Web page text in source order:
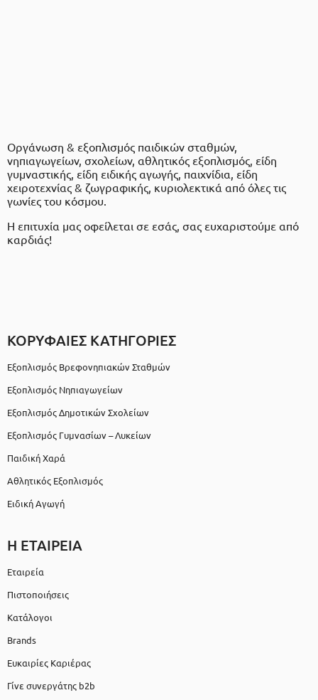
Οργάνωση & εξοπλισμός παιδικών σταθμών,
νηπιαγωγείων, σχολείων, αθλητικός εξοπλισμός, είδη
γυμναστικής, είδη ειδικής αγωγής, παιχνίδια, είδη
χειροτεχνίας & ζωγραφικής, κυριολεκτικά από όλες τις
γωνίες του κόσμου.
Η επιτυχία μας οφείλεται σε εσάς, σας ευχαριστούμε από
καρδιάς!
ΚΟΡΥΦΑΙΕΣ ΚΑΤΗΓΟΡΙΕΣ
Εξοπλισμός Βρεφονηπιακών Σταθμών
Εξοπλισμός Νηπιαγωγείων
Εξοπλισμός Δημοτικών Σχολείων
Εξοπλισμός Γυμνασίων – Λυκείων
Παιδική Χαρά
Αθλητικός Εξοπλισμός
Ειδική Αγωγή
Η ΕΤΑΙΡΕΙΑ
Εταιρεία
Πιστοποιήσεις
Κατάλογοι
Brands
Ευκαιρίες Καριέρας
Γίνε συνεργάτης b2b